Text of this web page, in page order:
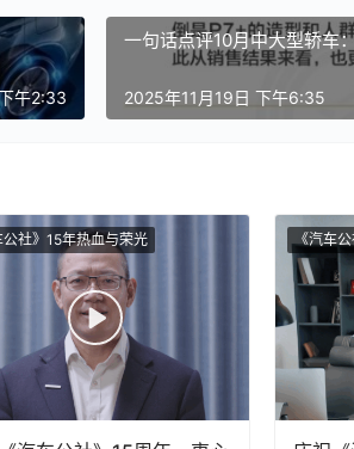
午2:33
一句话点评10月中大型轿车
2025年11月19日 下午6:35
公社》15年热血与荣光 《汽车